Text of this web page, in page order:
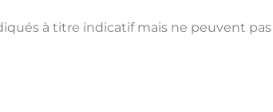
à titre indicatif mais ne peuvent